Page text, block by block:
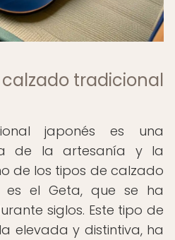
tradicional
japonés es una
de la artesanía y la
de los tipos de calzado
es el Geta, que se ha
siglos. Este tipo de
elevada y distintiva, ha